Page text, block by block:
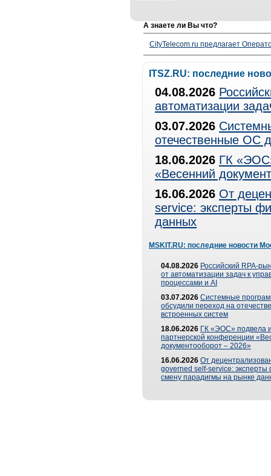
А знаете ли Вы что?
CityTelecom.ru предлагает
ITSZ.RU: последние
04.08.2026
автоматизации
03.07.2026
отечественные ОС
18.06.2026 ГК
«Весенний
16.06.2026 От
service: эксперты
данных
MSKIT.RU: последние новости
04.08.2026 Российский RPA-
от автоматизации задач к
процессами и AI
03.07.2026 Системные
обсудили переход на
встроенных систем
18.06.2026 ГК «ЭОС» подвела
партнерской конференции
документооборот – 2026»
16.06.2026 От
governed self-service: эксперты
смену парадигмы на рынке